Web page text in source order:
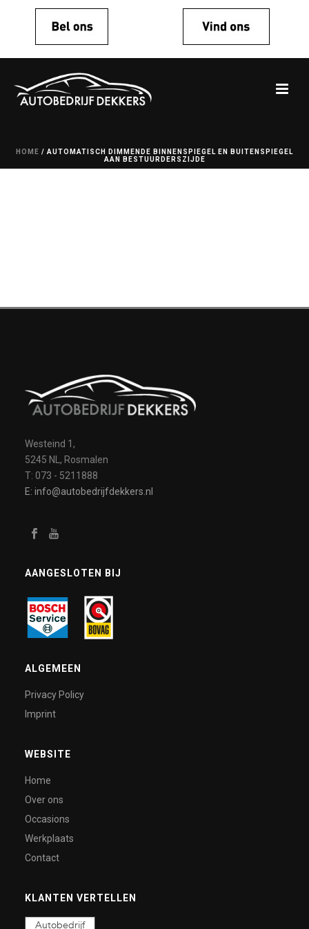
HOME / AUTOMATISCH DIMMENDE BINNENSPIEGEL EN BUITENSPIEGEL
AAN BESTUURDERSZIJDE
Westeind 1,
5245 NL, Rosmalen
T: 073 - 5211888
E: info@autobedrijfdekkers.nl
AANGESLOTEN BIJ
ALGEMEEN
Privacy Policy
Imprint
WEBSITE
Home
Over ons
Occasions
Werkplaats
Contact
KLANTEN VERTELLEN
Autobedrijf